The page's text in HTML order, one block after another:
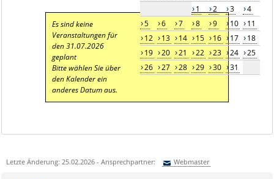
AKTUELLES
1
2 3
4
5
6 7 8 9 10
11
12
13 14 15 16 17
18
19
20 21 22 23 24
25
26
27 28 29 30 31
Es sind keine
Veranstaltungen für
den 31.07.2026
geplant
Bitte wählen Sie über
den Kalender ein
anderes Datum aus.
Letzte Änderung: 25.02.2026 - Ansprechpartner: Webmaster